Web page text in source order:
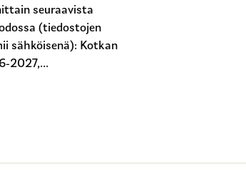
seuraavista
(tiedostojen
sähköisenä): Kotkan
2027,...